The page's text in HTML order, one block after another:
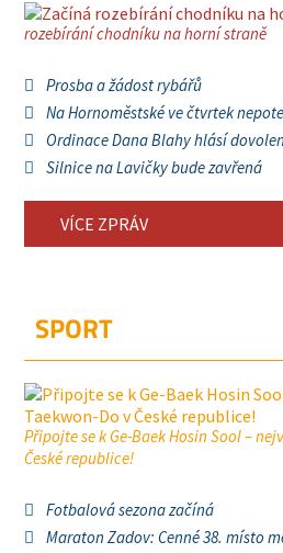
rozebírání chodníku na horní straně
Prosba a žádost rybářů
Na Hornoměstské ve čtvrtek
Ordinace Dana Blahy hlásí
Silnice na Lavičky bude zavřená
VÍCE ZPRÁV
SPORT
Připojte se k Ge-Baek Hosin Sool –
České republice!
Fotbalová sezona začíná
Maraton Zadov: Cenné 38. místo